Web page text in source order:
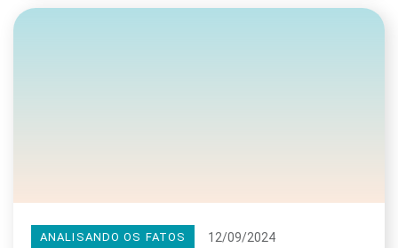
ANALISANDO OS FATOS 12/09/2024